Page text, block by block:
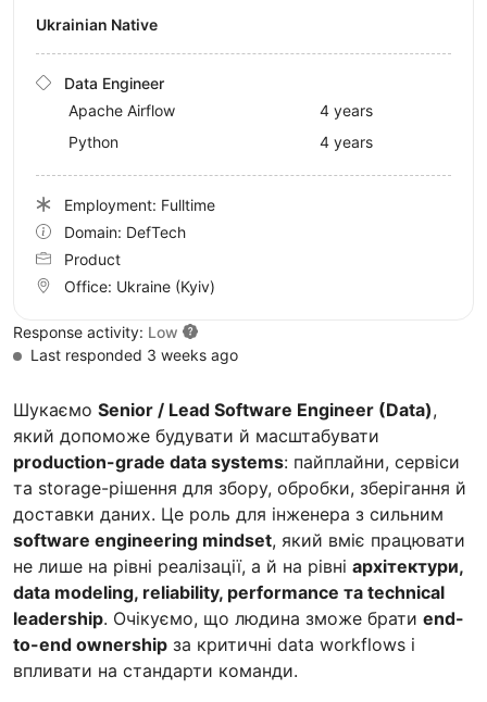
Шукаємо Senior / Lead Software Engineer (Data),
який допоможе будувати й масштабувати
production-grade data systems: пайплайни, сервіси
та storage-рішення для збору, обробки, зберігання й
доставки даних. Це роль для інженера з сильним
software engineering mindset, який вміє працювати
не лише на рівні реалізації, а й на рівні архітектури,
data modeling, reliability, performance та technical
leadership. Очікуємо, що людина зможе брати end-
to-end ownership за критичні data workflows і
впливати на стандарти команди.
Ukrainian Native
Data Engineer
Apache Airflow
4 years
Python
4 years
Employment: Fulltime
Domain: DefTech
Product
Office: Ukraine (Kyiv)
Response activity: Low
Last responded 3 weeks ago